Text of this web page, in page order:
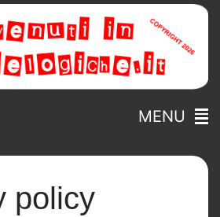
MENU
policy